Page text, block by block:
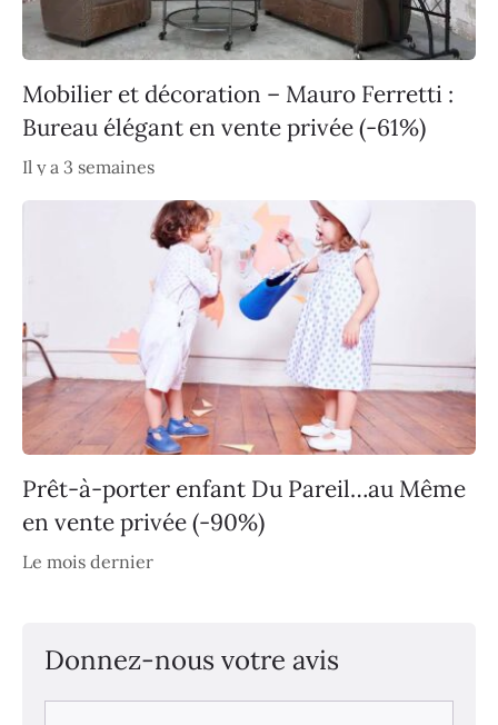
Mobilier et décoration – Mauro Ferretti :
Bureau élégant en vente privée (-61%)
Il y a 3 semaines
Prêt-à-porter enfant Du Pareil…au Même
en vente privée (-90%)
Le mois dernier
Donnez-nous votre avis